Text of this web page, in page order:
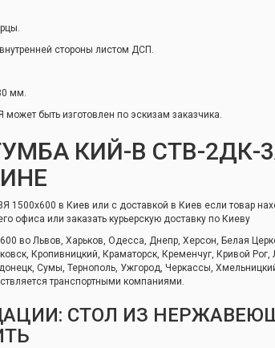
стороны листом ДСП.
мм.
быть изготовлен по эскизам заказчика.
КИЙ-В СТВ-2ДК-
1500х600 в Киев или с доставкой в Киев если товар
офиса или заказать курьерскую доставку по Киеву
во Львов, Харьков, Одесса, Днепр, Херсон, Белая
Кропивницкий, Краматорск, Кременчуг, Кривой Рог,
Сумы, Тернополь, Ужгород, Черкассы,
транспортными компаниями.
СТОЛ ИЗ